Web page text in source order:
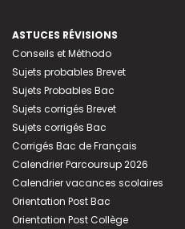
ASTUCES RÉVISIONS
Conseils et Méthodo
Sujets probables Brevet
Sujets Probables Bac
Sujets corrigés Brevet
Sujets corrigés Bac
Corrigés Bac de Français
Calendrier Parcoursup 2026
Calendrier vacances scolaires
Orientation Post Bac
Orientation Post Collège